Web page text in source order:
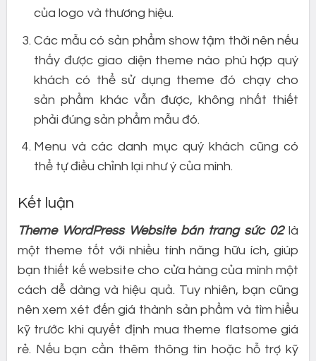
của logo và thương hiệu.
Các mẫu có sản phẩm show tậm thời nên nếu
thấy được giao diện theme nào phù hợp quý
khách có thể sử dụng theme đó chạy cho
sản phẩm khác vẫn được, không nhất thiết
phải đúng sản phẩm mẫu đó.
Menu và các danh mục quý khách cũng có
thể tự điều chỉnh lại như ý của mình.
Kết luận
Theme WordPress Website bán trang sức 02là
một theme tốt với nhiều tính năng hữu ích, giúp
bạn thiết kế website cho cửa hàng của mình một
cách dễ dàng và hiệu quả. Tuy nhiên, bạn cũng
nên xem xét đến giá thành sản phẩm và tìm hiểu
kỹ trước khi quyết định mua theme flatsome giá
rẻ. Nếu bạn cần thêm thông tin hoặc hỗ trợ kỹ